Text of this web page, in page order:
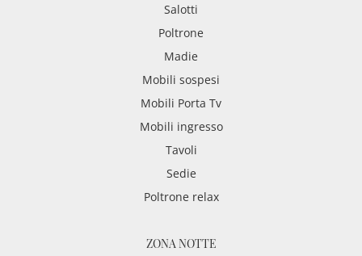
Salotti
Poltrone
Madie
Mobili sospesi
Mobili Porta Tv
Mobili ingresso
Tavoli
Sedie
Poltrone relax
ZONA NOTTE